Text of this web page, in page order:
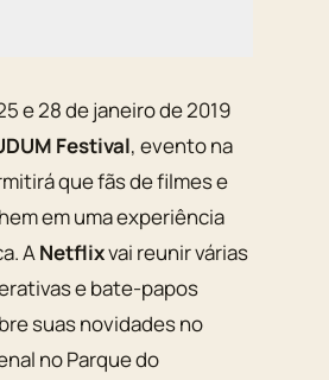
e 28 de janeiro de 2019
Festival, evento na
que fãs de filmes e
em uma experiência
ANetflixvai reunir várias
e bate-papos
suas novidades no
no Parque do